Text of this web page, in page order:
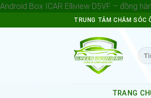
Android Box ICAR Elliview D5VF – đồng
TRUNG TÂM CHĂM SÓC
for:
TRANG